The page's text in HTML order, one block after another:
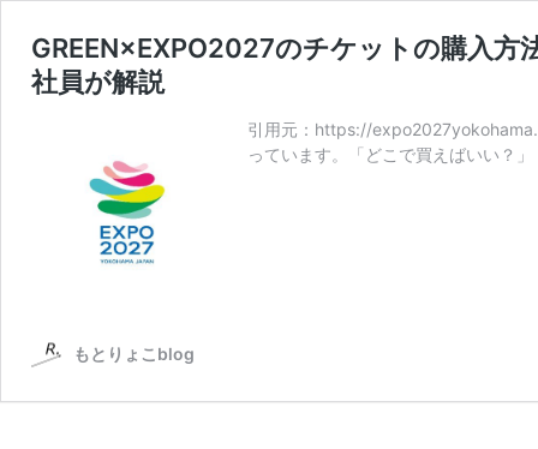
GREEN×EXPO2027のチケットの購入方
社員が解説
引用元：https://
っています。「どこで買えばいい？
もとりょこblog